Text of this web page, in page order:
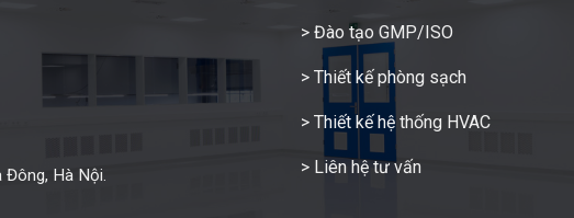
Hà Nội.
> Đào tạo GMP/ISO
> Thiết kế phòng sạch
> Thiết kế hệ thống HVAC
> Liên hệ tư vấn